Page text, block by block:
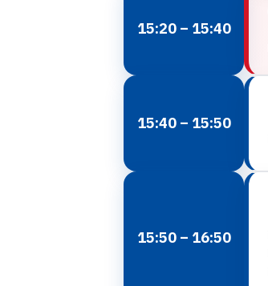
15:20 – 15:40
15:40 – 15:50
15:50 – 16:50